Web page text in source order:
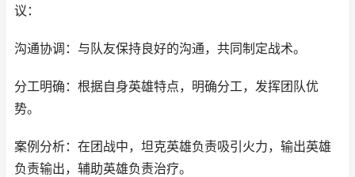
议：
沟通协调：与队友保持良好的沟通，共同制定战术。
分工明确：根据自身英雄特点，明确分工，发挥团队优
势。
案例分析：在团战中，坦克英雄负责吸引火力，输出英雄
负责输出，辅助英雄负责治疗。